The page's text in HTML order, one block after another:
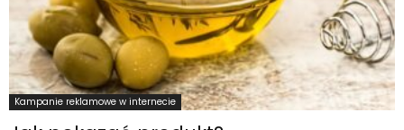
Kampanie reklamowe w internecie